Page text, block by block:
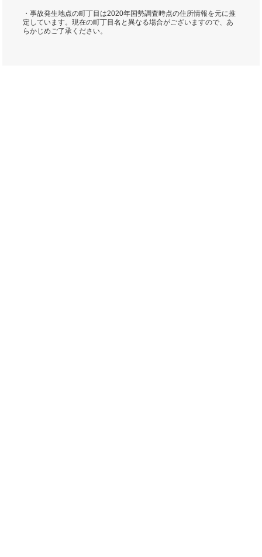
・事故発生地点の町丁目は2020年国勢調査時点の住所情報を元に推
定しています。現在の町丁目名と異なる場合がございますので、あ
らかじめご了承ください。